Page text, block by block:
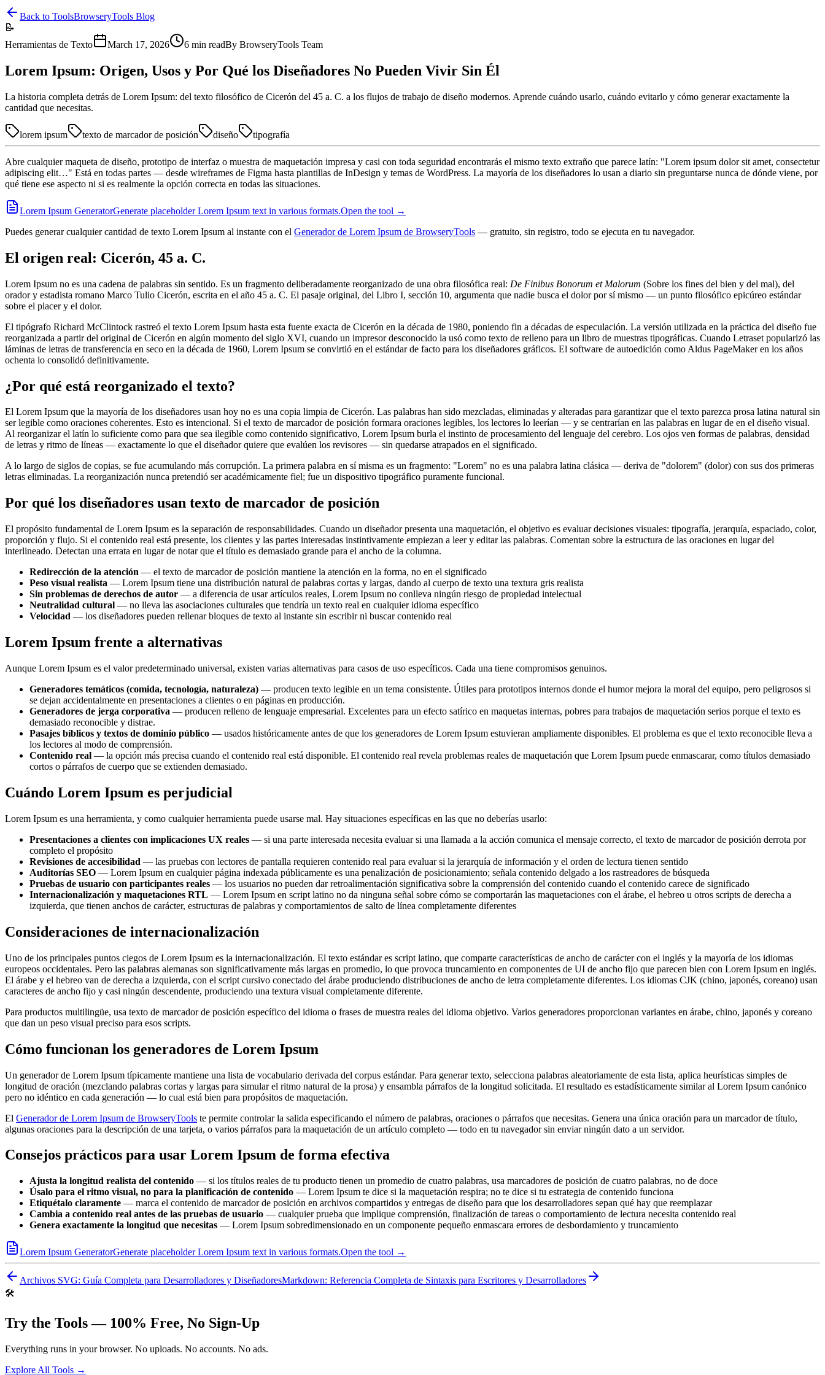
Back to ToolsBrowseryTools Blog
📝
Herramientas de Texto
March 17, 2026 6 min readBy BrowseryTools Team
Lorem Ipsum: Origen, Usos y Por Qué los Diseñadores No Pueden Vivir Sin Él
La historia completa detrás de Lorem Ipsum: del texto filosófico de Cicerón del 45 a. C. a los flujos de trabajo de diseño modernos. Aprende cuándo usarlo, cuándo evitarlo y cómo generar exactamente la
cantidad que necesitas.
lorem ipsum texto de marcador de posición diseño tipografía
Abre cualquier maqueta de diseño, prototipo de interfaz o muestra de maquetación impresa y casi con toda seguridad encontrarás el mismo texto extraño que parece latín: "Lorem ipsum dolor sit amet, consectetur
adipiscing elit…" Está en todas partes — desde wireframes de Figma hasta plantillas de InDesign y temas de WordPress. La mayoría de los diseñadores lo usan a diario sin preguntarse nunca de dónde viene, por
qué tiene ese aspecto ni si es realmente la opción correcta en todas las situaciones.
Lorem Ipsum GeneratorGenerate placeholder Lorem Ipsum text in various formats.Open the tool →
Puedes generar cualquier cantidad de texto Lorem Ipsum al instante con el Generador de Lorem Ipsum de BrowseryTools — gratuito, sin registro, todo se ejecuta en tu navegador.
El origen real: Cicerón, 45 a. C.
Lorem Ipsum no es una cadena de palabras sin sentido. Es un fragmento deliberadamente reorganizado de una obra filosófica real: De Finibus Bonorum et Malorum (Sobre los fines del bien y del mal), del
orador y estadista romano Marco Tulio Cicerón, escrita en el año 45 a. C. El pasaje original, del Libro I, sección 10, argumenta que nadie busca el dolor por sí mismo — un punto filosófico epicúreo estándar
sobre el placer y el dolor.
El tipógrafo Richard McClintock rastreó el texto Lorem Ipsum hasta esta fuente exacta de Cicerón en la década de 1980, poniendo fin a décadas de especulación. La versión utilizada en la práctica del diseño fue
reorganizada a partir del original de Cicerón en algún momento del siglo XVI, cuando un impresor desconocido la usó como texto de relleno para un libro de muestras tipográficas. Cuando Letraset popularizó las
láminas de letras de transferencia en seco en la década de 1960, Lorem Ipsum se convirtió en el estándar de facto para los diseñadores gráficos. El software de autoedición como Aldus PageMaker en los años
ochenta lo consolidó definitivamente.
¿Por qué está reorganizado el texto?
El Lorem Ipsum que la mayoría de los diseñadores usan hoy no es una copia limpia de Cicerón. Las palabras han sido mezcladas, eliminadas y alteradas para garantizar que el texto parezca prosa latina natural sin
ser legible como oraciones coherentes. Esto es intencional. Si el texto de marcador de posición formara oraciones legibles, los lectores lo leerían — y se centrarían en las palabras en lugar de en el diseño visual.
Al reorganizar el latín lo suficiente como para que sea ilegible como contenido significativo, Lorem Ipsum burla el instinto de procesamiento del lenguaje del cerebro. Los ojos ven formas de palabras, densidad
de letras y ritmo de líneas — exactamente lo que el diseñador quiere que evalúen los revisores — sin quedarse atrapados en el significado.
A lo largo de siglos de copias, se fue acumulando más corrupción. La primera palabra en sí misma es un fragmento: "Lorem" no es una palabra latina clásica — deriva de "dolorem" (dolor) con sus dos primeras
letras eliminadas. La reorganización nunca pretendió ser académicamente fiel; fue un dispositivo tipográfico puramente funcional.
Por qué los diseñadores usan texto de marcador de posición
El propósito fundamental de Lorem Ipsum es la separación de responsabilidades. Cuando un diseñador presenta una maquetación, el objetivo es evaluar decisiones visuales: tipografía, jerarquía, espaciado, color,
proporción y flujo. Si el contenido real está presente, los clientes y las partes interesadas instintivamente empiezan a leer y editar las palabras. Comentan sobre la estructura de las oraciones en lugar del
interlineado. Detectan una errata en lugar de notar que el título es demasiado grande para el ancho de la columna.
Redirección de la atención — el texto de marcador de posición mantiene la atención en la forma, no en el significado
Peso visual realista — Lorem Ipsum tiene una distribución natural de palabras cortas y largas, dando al cuerpo de texto una textura gris realista
Sin problemas de derechos de autor — a diferencia de usar artículos reales, Lorem Ipsum no conlleva ningún riesgo de propiedad intelectual
Neutralidad cultural — no lleva las asociaciones culturales que tendría un texto real en cualquier idioma específico
Velocidad — los diseñadores pueden rellenar bloques de texto al instante sin escribir ni buscar contenido real
Lorem Ipsum frente a alternativas
Aunque Lorem Ipsum es el valor predeterminado universal, existen varias alternativas para casos de uso específicos. Cada una tiene compromisos genuinos.
Generadores temáticos (comida, tecnología, naturaleza) — producen texto legible en un tema consistente. Útiles para prototipos internos donde el humor mejora la moral del equipo, pero peligrosos si
se dejan accidentalmente en presentaciones a clientes o en páginas en producción.
Generadores de jerga corporativa — producen relleno de lenguaje empresarial. Excelentes para un efecto satírico en maquetas internas, pobres para trabajos de maquetación serios porque el texto es
demasiado reconocible y distrae.
Pasajes bíblicos y textos de dominio público — usados históricamente antes de que los generadores de Lorem Ipsum estuvieran ampliamente disponibles. El problema es que el texto reconocible lleva a
los lectores al modo de comprensión.
Contenido real — la opción más precisa cuando el contenido real está disponible. El contenido real revela problemas reales de maquetación que Lorem Ipsum puede enmascarar, como títulos demasiado
cortos o párrafos de cuerpo que se extienden demasiado.
Cuándo Lorem Ipsum es perjudicial
Lorem Ipsum es una herramienta, y como cualquier herramienta puede usarse mal. Hay situaciones específicas en las que no deberías usarlo:
Presentaciones a clientes con implicaciones UX reales — si una parte interesada necesita evaluar si una llamada a la acción comunica el mensaje correcto, el texto de marcador de posición derrota por
completo el propósito
Revisiones de accesibilidad — las pruebas con lectores de pantalla requieren contenido real para evaluar si la jerarquía de información y el orden de lectura tienen sentido
Auditorías SEO — Lorem Ipsum en cualquier página indexada públicamente es una penalización de posicionamiento; señala contenido delgado a los rastreadores de búsqueda
Pruebas de usuario con participantes reales — los usuarios no pueden dar retroalimentación significativa sobre la comprensión del contenido cuando el contenido carece de significado
Internacionalización y maquetaciones RTL — Lorem Ipsum en script latino no da ninguna señal sobre cómo se comportarán las maquetaciones con el árabe, el hebreo u otros scripts de derecha a
izquierda, que tienen anchos de carácter, estructuras de palabras y comportamientos de salto de línea completamente diferentes
Consideraciones de internacionalización
Uno de los principales puntos ciegos de Lorem Ipsum es la internacionalización. El texto estándar es script latino, que comparte características de ancho de carácter con el inglés y la mayoría de los idiomas
europeos occidentales. Pero las palabras alemanas son significativamente más largas en promedio, lo que provoca truncamiento en componentes de UI de ancho fijo que parecen bien con Lorem Ipsum en inglés.
El árabe y el hebreo van de derecha a izquierda, con el script cursivo conectado del árabe produciendo distribuciones de ancho de letra completamente diferentes. Los idiomas CJK (chino, japonés, coreano) usan
caracteres de ancho fijo y casi ningún descendente, produciendo una textura visual completamente diferente.
Para productos multilingüe, usa texto de marcador de posición específico del idioma o frases de muestra reales del idioma objetivo. Varios generadores proporcionan variantes en árabe, chino, japonés y coreano
que dan un peso visual preciso para esos scripts.
Cómo funcionan los generadores de Lorem Ipsum
Un generador de Lorem Ipsum típicamente mantiene una lista de vocabulario derivada del corpus estándar. Para generar texto, selecciona palabras aleatoriamente de esta lista, aplica heurísticas simples de
longitud de oración (mezclando palabras cortas y largas para simular el ritmo natural de la prosa) y ensambla párrafos de la longitud solicitada. El resultado es estadísticamente similar al Lorem Ipsum canónico
pero no idéntico en cada generación — lo cual está bien para propósitos de maquetación.
El Generador de Lorem Ipsum de BrowseryTools te permite controlar la salida especificando el número de palabras, oraciones o párrafos que necesitas. Genera una única oración para un marcador de título,
algunas oraciones para la descripción de una tarjeta, o varios párrafos para la maquetación de un artículo completo — todo en tu navegador sin enviar ningún dato a un servidor.
Consejos prácticos para usar Lorem Ipsum de forma efectiva
Ajusta la longitud realista del contenido — si los títulos reales de tu producto tienen un promedio de cuatro palabras, usa marcadores de posición de cuatro palabras, no de doce
Úsalo para el ritmo visual, no para la planificación de contenido — Lorem Ipsum te dice si la maquetación respira; no te dice si tu estrategia de contenido funciona
Etiquétalo claramente — marca el contenido de marcador de posición en archivos compartidos y entregas de diseño para que los desarrolladores sepan qué hay que reemplazar
Cambia a contenido real antes de las pruebas de usuario — cualquier prueba que implique comprensión, finalización de tareas o comportamiento de lectura necesita contenido real
Genera exactamente la longitud que necesitas — Lorem Ipsum sobredimensionado en un componente pequeño enmascara errores de desbordamiento y truncamiento
Lorem Ipsum GeneratorGenerate placeholder Lorem Ipsum text in various formats.Open the tool →
Archivos SVG: Guía Completa para Desarrolladores y DiseñadoresMarkdown: Referencia Completa de Sintaxis para Escritores y Desarrolladores
🛠️
Try the Tools — 100% Free, No Sign-Up
Everything runs in your browser. No uploads. No accounts. No ads.
Explore All Tools →